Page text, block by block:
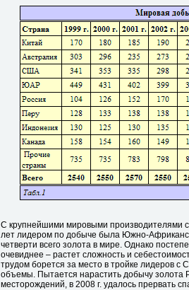
C крупнейшими мировыми производителями
лет лидером по добыче была Южно-
четверти всего золота в мире. Однако
очевиднее – растет сложность и
трудом борется за место в тройке лидеров
объемы. Пытается нарастить добычу золота
месторождений, в 2008 г. удалось прервать